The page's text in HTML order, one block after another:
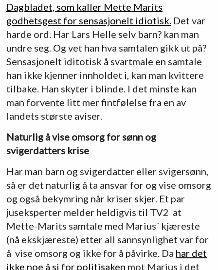
Dagbladet, som kaller Mette Marits
godhetsgest for sensasjonelt idiotisk. Det var
harde ord. Har Lars Helle selv barn? kan man
undre seg. Og vet han hva samtalen gikk ut på?
Sensasjonelt iditotisk å svartmale en samtale
han ikke kjenner innholdet i, kan man kvittere
tilbake. Han skyter i blinde. I det minste kan
man forvente litt mer fintfølelse fra en av
landets største aviser.
Naturlig å vise omsorg for sønn og
svigerdatters krise
Har man barn og svigerdatter eller svigersønn,
så er det naturlig å ta ansvar for og vise omsorg
og også bekymring når kriser skjer. Et par
juseksperter melder heldigvis til TV2 at
Mette-Marits samtale med Marius´ kjæreste
(nå ekskjæreste) etter all sannsynlighet var for
å vise omsorg og ikke for å påvirke. Da har det
ikke noe å si for politisaken mot Marius i det